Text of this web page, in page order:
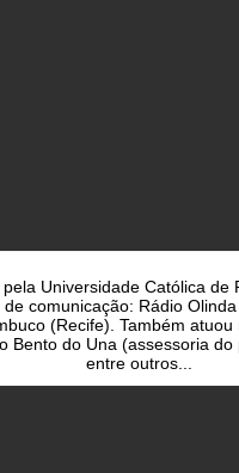
Universidade Católica
comunicação: Rádio
(Recife). Também
do Una (assessoria
entre outros...